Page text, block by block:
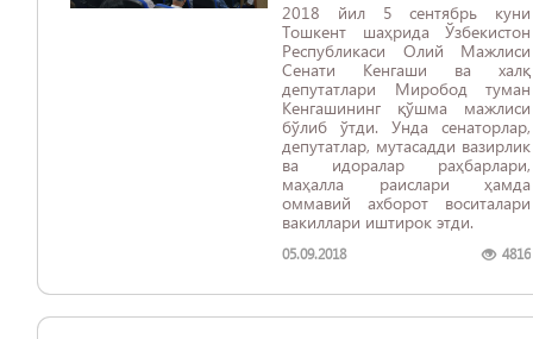
2018 йил 5 сентябрь куни
Тошкент шаҳрида Ўзбекистон
Республикаси Олий Мажлиси
Сенати Кенгаши ва халқ
депутатлари Миробод туман
Кенгашининг қўшма мажлиси
бўлиб ўтди. Унда сенаторлар,
депутатлар, мутасадди вазирлик
ва идоралар раҳбарлари,
маҳалла раислари ҳамда
оммавий ахборот воситалари
вакиллари иштирок этди.
05.09.2018 4816